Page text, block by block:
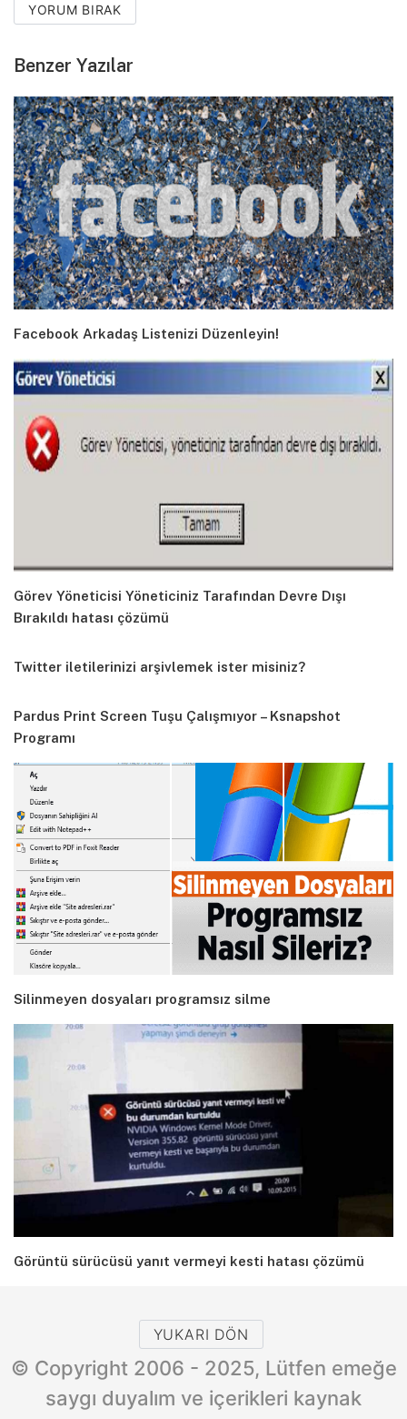
YORUM BIRAK
Benzer Yazılar
Facebook Arkadaş Listenizi Düzenleyin!
Görev Yöneticisi Yöneticiniz Tarafından Devre Dışı
Bırakıldı hatası çözümü
Twitter iletilerinizi arşivlemek ister misiniz?
Pardus Print Screen Tuşu Çalışmıyor – Ksnapshot
Programı
Silinmeyen dosyaları programsız silme
Görüntü sürücüsü yanıt vermeyi kesti hatası çözümü
YUKARI DÖN
© Copyright 2006 - 2025, Lütfen emeğe
saygı duyalım ve içerikleri kaynak